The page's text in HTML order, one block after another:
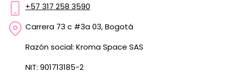
+57 317 258 3590
Carrera 73 c #3a 03, Bogotá
Razón social: Kroma Space SAS
NIT: 901713185-2